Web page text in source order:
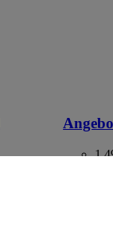
aus